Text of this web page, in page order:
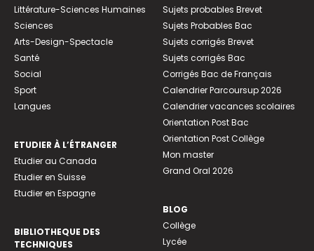
Littérature-Sciences Humaines
Sciences
Arts-Design-Spectacle
Santé
Social
Sport
Langues
ETUDIER À L’ÉTRANGER
Etudier au Canada
Etudier en Suisse
Etudier en Espagne
BIBLIOTHEQUE DES
TECHNIQUES
Sujets probables Brevet
Sujets Probables Bac
Sujets corrigés Brevet
Sujets corrigés Bac
Corrigés Bac de Français
Calendrier Parcoursup 2026
Calendrier vacances scolaires
Orientation Post Bac
Orientation Post Collège
Mon master
Grand Oral 2026
BLOG
Collège
Lycée